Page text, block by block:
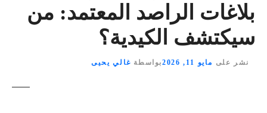
بلاغات الراصد المعتمد: من
سيكتشف الكيدية؟
نشر على مايو 11, 2026 بواسطة غالي يحيى